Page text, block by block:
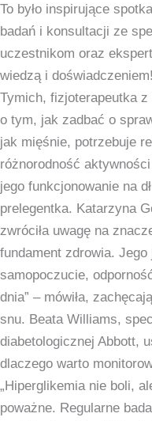
To było inspirujące
badań i konsultacji ze
uczestnikom oraz
wiedzą i
Tymich, fizjoterapeutka z
o tym, jak zadbać o
jak mięśnie, potrzebuje
różnorodność
jego funkcjonowanie na
prelegentka. Katarzyna
zwróciła uwagę na
fundament zdrowia.
samopoczucie,
dnia” – mówiła,
snu. Beata Williams,
diabetologicznej Abbott,
dlaczego warto
„Hiperglikemia nie boli,
poważne. Regularne